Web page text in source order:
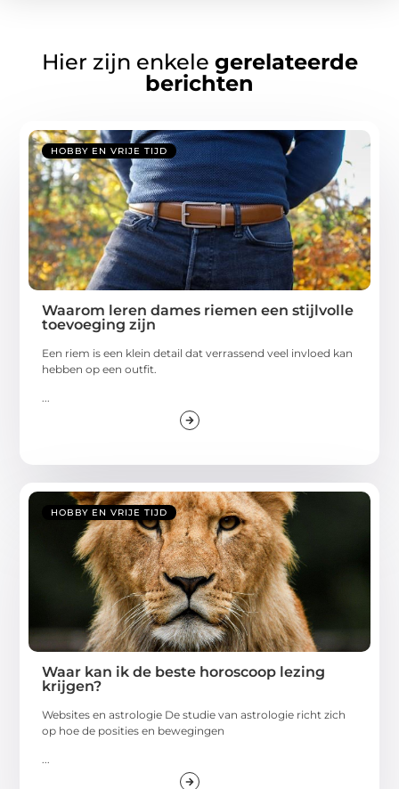
Hier zijn enkele gerelateerde
berichten
HOBBY EN VRIJE TIJD
Waarom leren dames riemen een stijlvolle
toevoeging zijn
Een riem is een klein detail dat verrassend veel invloed kan
hebben op een outfit.
...
HOBBY EN VRIJE TIJD
Waar kan ik de beste horoscoop lezing
krijgen?
Websites en astrologie De studie van astrologie richt zich
op hoe de posities en bewegingen
...